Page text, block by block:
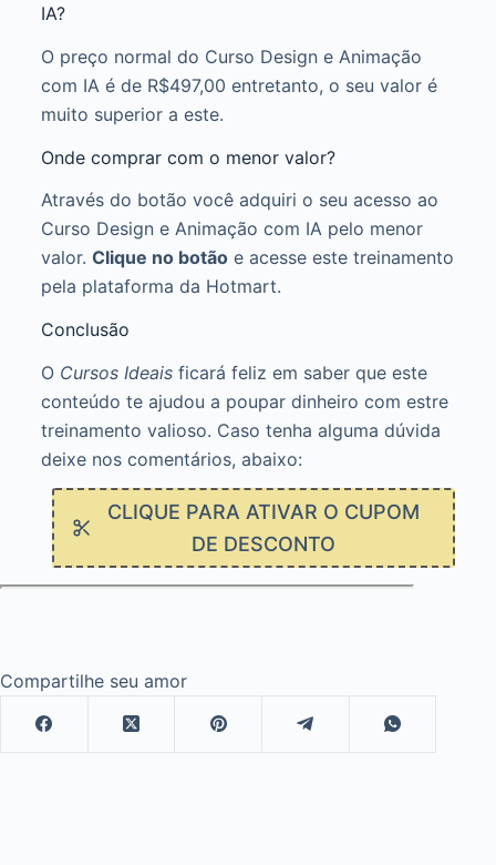
IA?
O preço normal do Curso Design e Animação
com IA é de R$497,00 entretanto, o seu valor é
muito superior a este.
Onde comprar com o menor valor?
Através do botão você adquiri o seu acesso ao
Curso Design e Animação com IA pelo menor
valor. Clique no botãoe acesse este treinamento
pela plataforma da Hotmart.
Conclusão
O Cursos Ideaisficará feliz em saber que este
conteúdo te ajudou a poupar dinheiro com estre
treinamento valioso. Caso tenha alguma dúvida
deixe nos comentários, abaixo:
CLIQUE PARA ATIVAR O CUPOM
DE DESCONTO
Compartilhe seu amor